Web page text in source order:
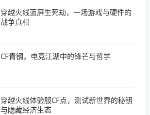
穿越火线蓝屏生死劫，一场游戏与硬件的
战争真相
CF青钢，电竞江湖中的锋芒与哲学
穿越火线体验服CF点，测试新世界的秘钥
与隐藏经济生态